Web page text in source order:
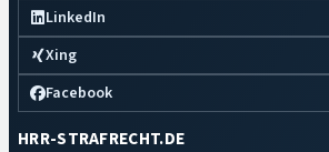
LinkedIn
Xing
Facebook
HRR-STRAFRECHT.DE